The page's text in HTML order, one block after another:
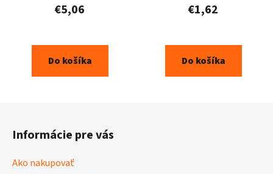
€5,06
Do košíka
€1,62
Do košíka
Informácie pre vás
Ako nakupovať